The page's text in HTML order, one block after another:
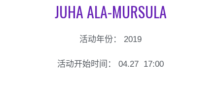
JUHA ALA-MURSULA
活动年份： 2019
活动开始时间： 04.27 17:00